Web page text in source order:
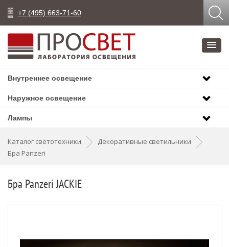
+7 (495) 663-71-60
Внутреннее освещение
Наружное освещение
Лампы
Каталог светотехники
Декоративные светильники
Бра Panzeri
Бра Panzeri JACKIE